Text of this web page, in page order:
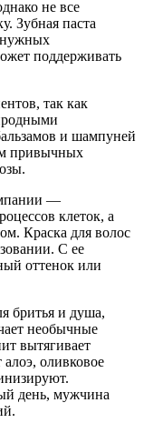
не все
Зубная паста
поддерживать
так как
и шампуней
привычных
—
клеток, а
Краска для волос
С ее
оттенок или
бритья и душа,
необычные
вытягивает
алоэ, оливковое
день, мужчина